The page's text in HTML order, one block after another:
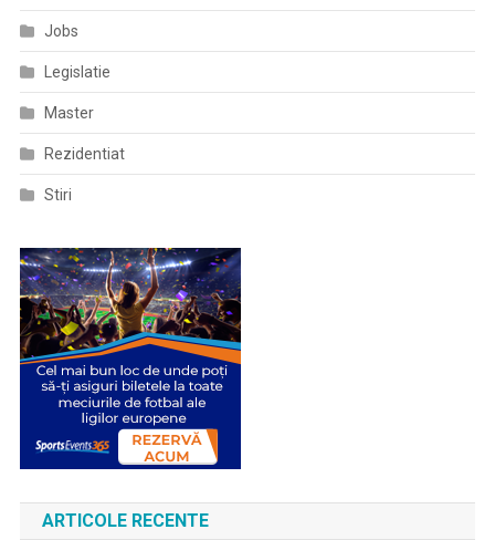
Jobs
Legislatie
Master
Rezidentiat
Stiri
ARTICOLE RECENTE